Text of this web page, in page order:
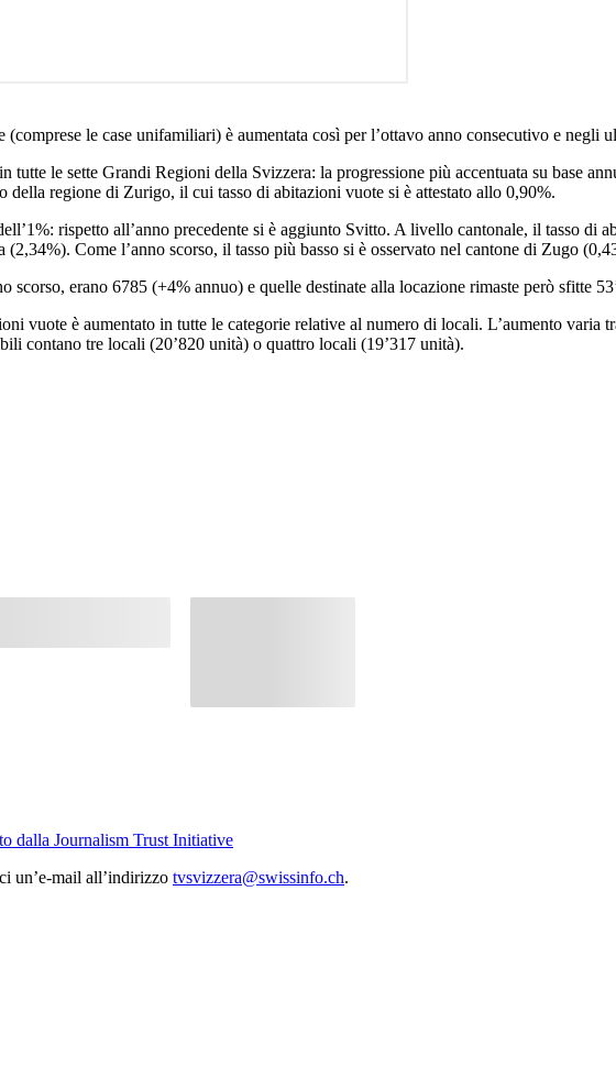
le case unifamiliari) è aumentata così per l’ottavo anno consecutivo e negli
le sette Grandi Regioni della Svizzera: la progressione più accentuata su base
della regione di Zurigo, il cui tasso di abitazioni vuote si è attestato allo 0,90%.
rispetto all’anno precedente si è aggiunto Svitto. A livello cantonale, il tasso di
Come l’anno scorso, il tasso più basso si è osservato nel cantone di Zugo
erano 6785 (+4% annuo) e quelle destinate alla locazione rimaste però sfitte
vuote è aumentato in tutte le categorie relative al numero di locali. L’aumento
contano tre locali (20’820 unità) o quattro locali (19’317 unità).
dalla Journalism Trust Initiative
un’e-mail all’indirizzo tvsvizzera@swissinfo.ch.